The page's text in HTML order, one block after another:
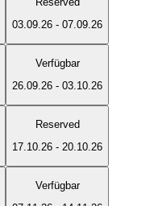
03.09.26 - 07.09.26
Verfügbar
26.09.26 - 03.10.26
Reserved
17.10.26 - 20.10.26
Verfügbar